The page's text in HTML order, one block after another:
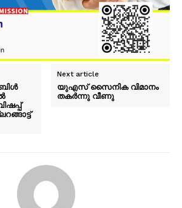
Next article
യുഎസ് സൈനിക വിമാനം
തകർന്നു വീണു